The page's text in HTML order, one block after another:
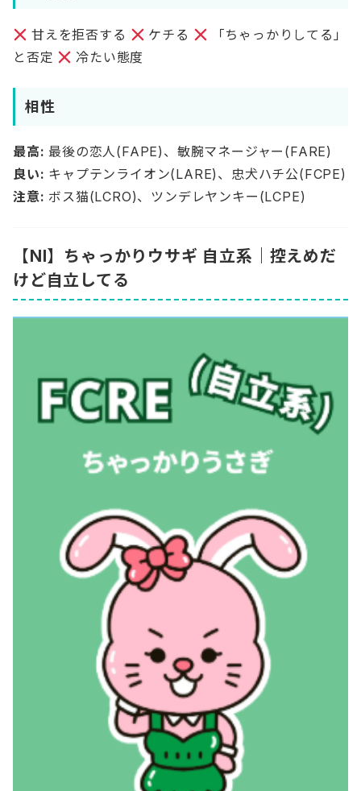
甘えを拒否する ケチる
「ちゃっかりしてる」
と否定
冷たい態度
相性
最高: 最後の恋人(FAPE)、敏腕マネージャー(FARE)
良い: キャプテンライオン(LARE)、忠犬ハチ公(FCPE)
注意: ボス猫(LCRO)、ツンデレヤンキー(LCPE)
【NI】ちゃっかりウサギ 自立系｜控えめだ
けど自立してる